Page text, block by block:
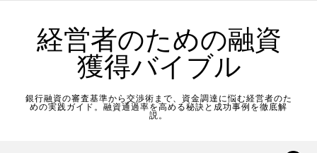
経営者のための融資
獲得バイブル
銀行融資の審査基準から交渉術まで、資金調達に悩む経営者のた
めの実践ガイド。融資通過率を高める秘訣と成功事例を徹底解
説。